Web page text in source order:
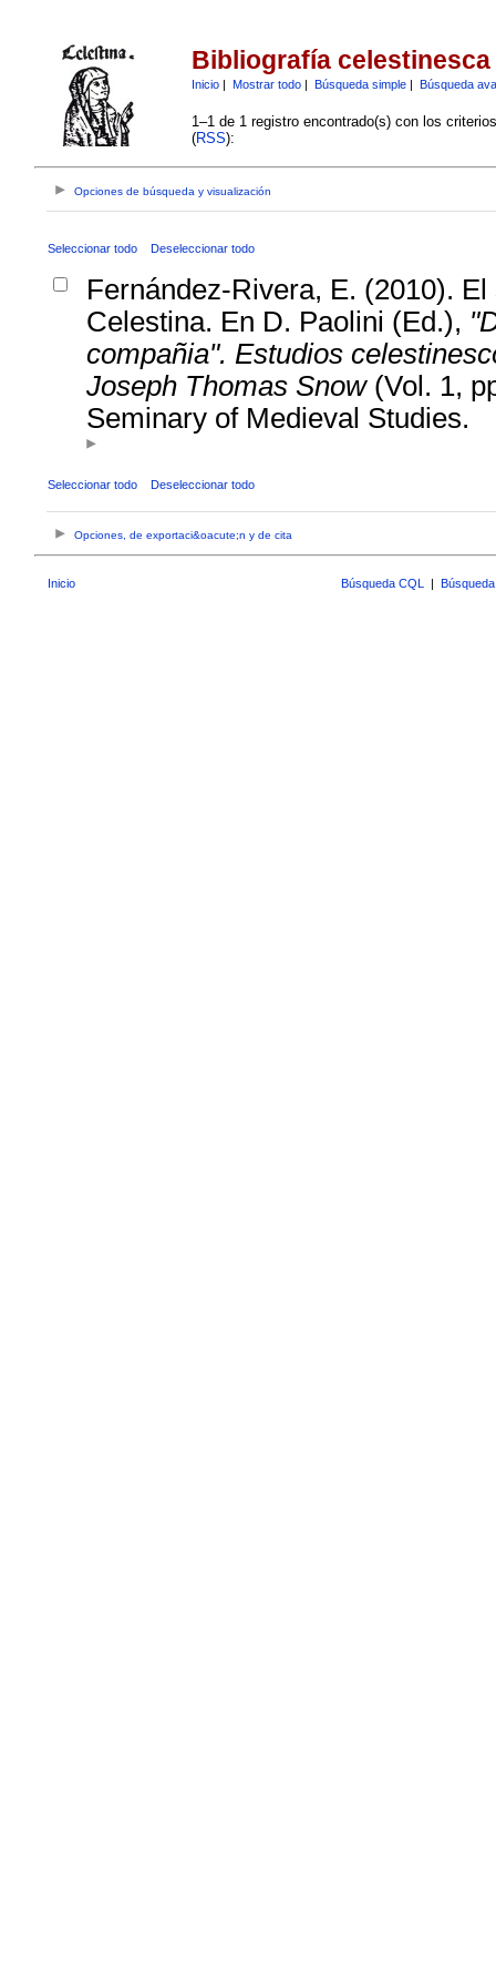
Bibliografía celestinesca
Inicio| Mostrar todo| Búsqueda simple| Búsqueda
1–1 de 1 registro encontrado(s) con los
(RSS):
Opciones de búsqueda y visualización
Seleccionar todo Deseleccionar todo
Fernández-Rivera, E. (2010).
Celestina. En D. Paolini (Ed.),
compañia". Estudios
Joseph Thomas Snow(Vol. 1,
Seminary of Medieval Studies.
Seleccionar todo Deseleccionar todo
Opciones, de exportaci&oacute;n y de cita
Inicio Búsqueda CQL |